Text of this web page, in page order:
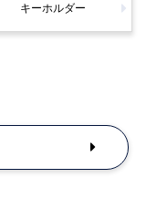
キーホルダー